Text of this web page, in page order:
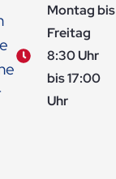
Montag bis
Freitag
8:30 Uhr
bis 17:00
Uhr